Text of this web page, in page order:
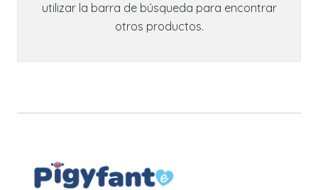
utilizar la barra de búsqueda para encontrar
otros productos.